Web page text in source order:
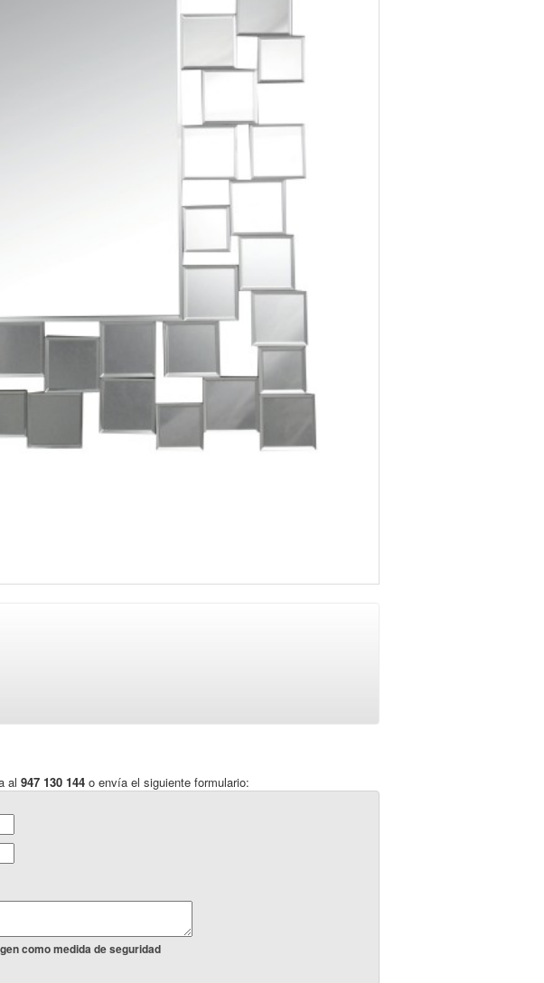
al 947 130 144 o envía el siguiente formulario:
como medida de seguridad